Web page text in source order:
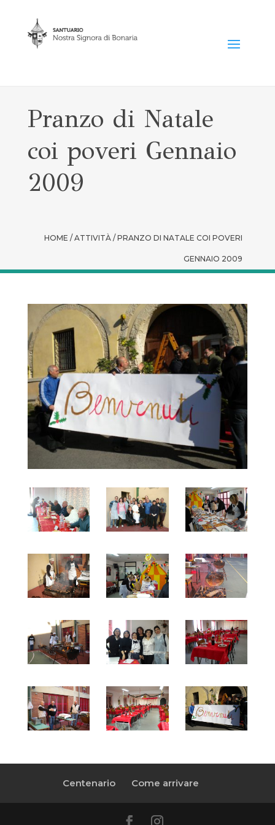
Pranzo di Natale
coi poveri Gennaio
2009
HOME / ATTIVITÀ / PRANZO DI NATALE COI POVERI
GENNAIO 2009
Centenario Come arrivare